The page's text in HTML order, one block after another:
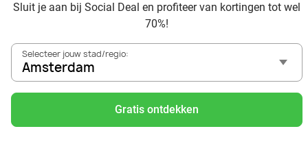
Sluit je aan bij Social Deal en profiteer van kortingen tot wel
70%!
Selecteer jouw stad/regio:
Amsterdam
Gratis ontdekken
Geniet van je vakantie in Amsterdam in Nederland met
Ontdek voordelig Pilates in Amsterdam - Social Deal
Ervaar de kwaliteit van het Van der Valk hotel in
Amsterdam en omgeving
Voordelig genieten bij Sunparks met korting vanuit
Ervaar de warme sfeer van het Douwe Egberts Café